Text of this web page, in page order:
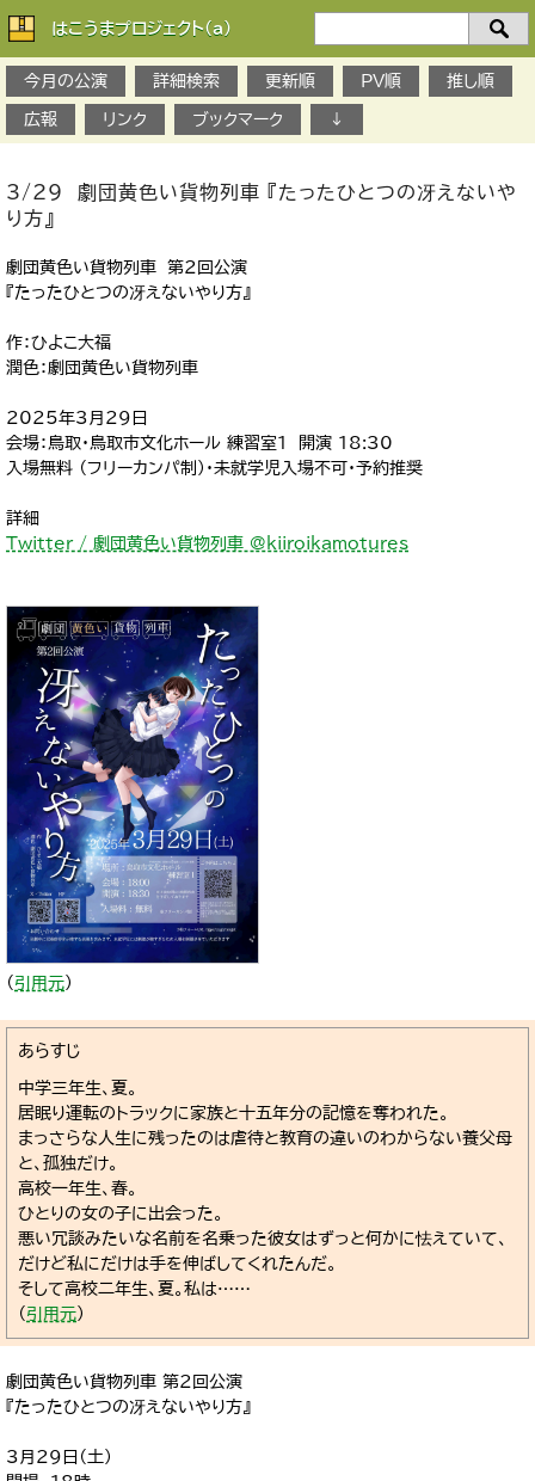
はこうまプロジェクト(a)
今月の公演
詳細検索 更新順 PV順 推し順
広報 リンク ブックマーク ↓
3/29 劇団黄色い貨物列車 『たったひとつの冴えないや
り方』
劇団黄色い貨物列車 第2回公演
『たったひとつの冴えないやり方』
作：ひよこ大福
潤色：劇団黄色い貨物列車
2025年3月29日
会場：鳥取・鳥取市文化ホール 練習室1 開演 18:30
入場無料 （フリーカンパ制）・未就学児入場不可・予約推奨
詳細
Twitter / 劇団黄色い貨物列車 @kiiroikamotures
（ 引用元）
あらすじ
中学三年生、夏。
居眠り運転のトラックに家族と十五年分の記憶を奪われた。
まっさらな人生に残ったのは虐待と教育の違いのわからない養父母
と、孤独だけ。
高校一年生、春。
ひとりの女の子に出会った。
悪い冗談みたいな名前を名乗った彼女はずっと何かに怯えていて、
だけど私にだけは手を伸ばしてくれたんだ。
そして高校二年生、夏。私は……
（ 引用元）
劇団黄色い貨物列車 第2回公演
『たったひとつの冴えないやり方』
3月29日（土）